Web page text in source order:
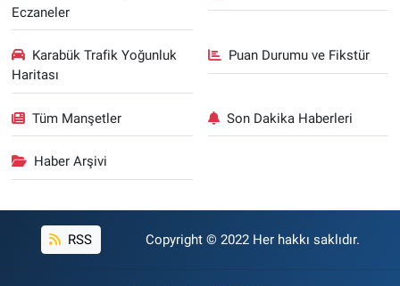
Eczaneler
Karabük Trafik Yoğunluk
Haritası
Puan Durumu ve Fikstür
Tüm Manşetler Son Dakika Haberleri
Haber Arşivi
RSS Copyright © 2022 Her hakkı saklıdır.